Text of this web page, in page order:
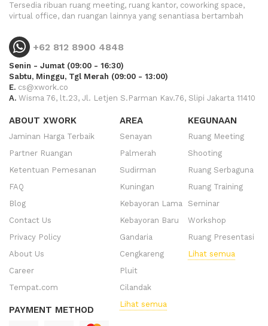
Tersedia ribuan ruang meeting, ruang kantor, coworking space,
virtual office, dan ruangan lainnya yang senantiasa bertambah
+62 812 8900 4848
Senin - Jumat (09:00 - 16:30)
Sabtu, Minggu, Tgl Merah (09:00 - 13:00)
E. cs@xwork.co
A. Wisma 76, lt.23, Jl. Letjen S.Parman Kav.76, Slipi Jakarta 11410
ABOUT XWORK
Jaminan Harga Terbaik
Partner Ruangan
Ketentuan Pemesanan
FAQ
Blog
Contact Us
Privacy Policy
About Us
Career
Tempat.com
PAYMENT METHOD
AREA
Senayan
Palmerah
Sudirman
Kuningan
Kebayoran Lama
Kebayoran Baru
Gandaria
Cengkareng
Pluit
Cilandak
Lihat semua
KEGUNAAN
Ruang Meeting
Shooting
Ruang Serbaguna
Ruang Training
Seminar
Workshop
Ruang Presentasi
Lihat semua